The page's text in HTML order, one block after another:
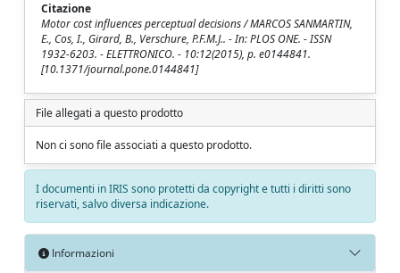
Citazione
Motor cost influences perceptual decisions / MARCOS SANMARTIN,
E., Cos, I., Girard, B., Verschure, P.F.M.J.. - In: PLOS ONE. - ISSN
1932-6203. - ELETTRONICO. - 10:12(2015), p. e0144841.
[10.1371/journal.pone.0144841]
File allegati a questo prodotto
Non ci sono file associati a questo prodotto.
I documenti in IRIS sono protetti da copyright e tutti i diritti sono
riservati, salvo diversa indicazione.
Informazioni